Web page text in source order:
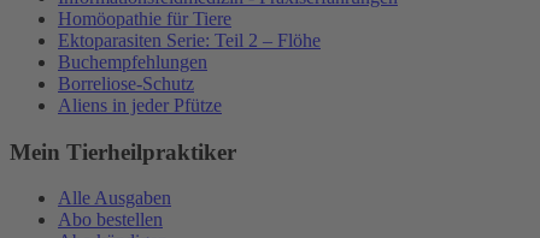
Homöopathie für Tiere
Ektoparasiten Serie: Teil 2 – Flöhe
Buchempfehlungen
Borreliose-Schutz
Aliens in jeder Pfütze
Mein Tierheilpraktiker
Alle Ausgaben
Abo bestellen